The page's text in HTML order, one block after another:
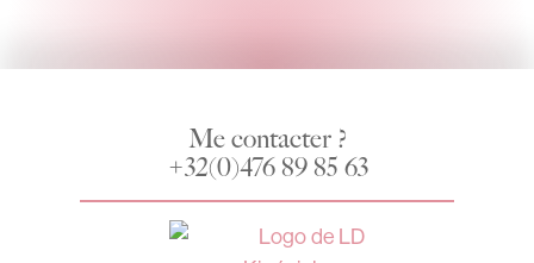
Me contacter ?
+32(0)476 89 85 63